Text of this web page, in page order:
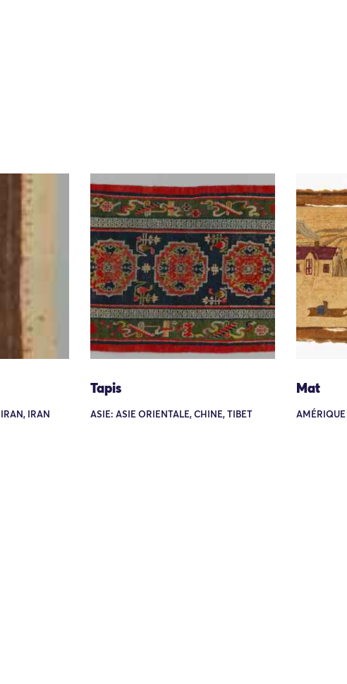
IRAN
Tapis
ASIE: ASIE ORIENTALE, CHINE, TIBET
Mat